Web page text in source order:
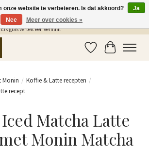
€75,- | Sherlocks Place: dé plek voor MONIN siropen, bar
glas vertelt een verhaal
Verlanglijst
Monin / Koffie & Latte recepten /
recept
Matcha Latte
Monin Matcha
onze website te verbeteren. Is dat akkoord?
Ja
Nee
Meer over cookies »